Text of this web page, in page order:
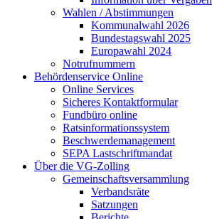
Wahlen / Abstimmungen
Kommunalwahl 2026
Bundestagswahl 2025
Europawahl 2024
Notrufnummern
Behördenservice Online
Online Services
Sicheres Kontaktformular
Fundbüro online
Ratsinformationssystem
Beschwerdemanagement
SEPA Lastschriftmandat
Über die VG-Zolling
Gemeinschaftsversammlung
Verbandsräte
Satzungen